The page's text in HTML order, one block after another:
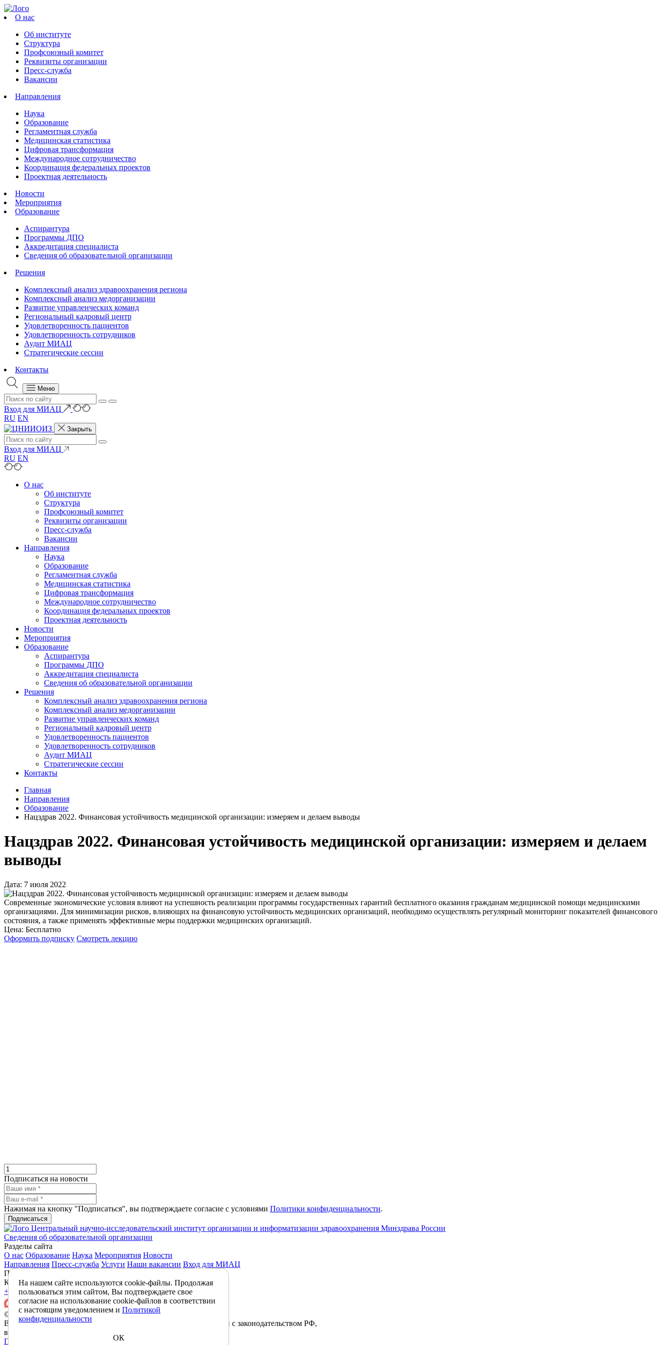
О нас
Об институте
Структура
Профсоюзный комитет
Реквизиты организации
Пресс-служба
Вакансии
Направления
Наука
Образование
Регламентная служба
Медицинская статистика
Цифровая трансформация
Международное сотрудничество
Координация федеральных проектов
Проектная деятельность
Новости
Мероприятия
Образование
Аспирантура
Программы ДПО
Аккредитация специалиста
Сведения об образовательной организации
Решения
Комплексный анализ здравоохранения региона
Комплексный анализ медорганизации
Развитие управленческих команд
Региональный кадровый центр
Удовлетворенность пациентов
Удовлетворенность сотрудников
Аудит МИАЦ
Стратегические сессии
Контакты
Меню
Вход для МИАЦ
RU EN
Закрыть
Вход для МИАЦ
RU EN
О нас
Об институте
Структура
Профсоюзный комитет
Реквизиты организации
Пресс-служба
Вакансии
Направления
Наука
Образование
Регламентная служба
Медицинская статистика
Цифровая трансформация
Международное сотрудничество
Координация федеральных проектов
Проектная деятельность
Новости
Мероприятия
Образование
Аспирантура
Программы ДПО
Аккредитация специалиста
Сведения об образовательной организации
Решения
Комплексный анализ здравоохранения региона
Комплексный анализ медорганизации
Развитие управленческих команд
Региональный кадровый центр
Удовлетворенность пациентов
Удовлетворенность сотрудников
Аудит МИАЦ
Стратегические сессии
Контакты
На нашем сайте используются cookie-файлы. Продолжая
пользоваться этим сайтом, Вы подтверждаете свое
согласие на использование cookie-файлов в соответствии
с настоящим уведомлением и Политикой
конфиденциальности
ОК
Главная
Направления
Образование
Нацздрав 2022. Финансовая устойчивость медицинской организации: измеряем и делаем выводы
Нацздрав 2022. Финансовая устойчивость медицинской организации: измеряем и делаем
выводы
Дата: 7 июля 2022
Современные экономические условия влияют на успешность реализации программы государственных гарантий бесплатного оказания гражданам медицинской помощи медицинскими
организациями. Для минимизации рисков, влияющих на финансовую устойчивость медицинских организаций, необходимо осуществлять регулярный мониторинг показателей финансового
состояния, а также применять эффективные меры поддержки медицинских организаций.
Цена: Бесплатно
Оформить подписку Смотреть лекцию
Подписаться на новости
Нажимая на кнопку "Подписаться", вы подтверждаете согласие с условиями Политики конфиденциальности.
Подписаться
Центральный научно-исследовательский институт организации и информатизации здравоохранения Минздрава России
Сведения об образовательной организации
Разделы сайта
О нас Образование Наука Мероприятия Новости
Направления Пресс-служба Услуги Наши вакансии Вход для МИАЦ
Подписаться на новости
Контакты
+7 (495) 618-31-83 mail@mednet.ru
© 2026 ФГБУ «ЦНИИОИЗ» Минздрава России
Все материалы, находящиеся на сайте охраняются в соответствии с законодательством РФ,
в том числе об авторском праве и смежных правах.
Политика конфиденциальности Противодействие коррупции